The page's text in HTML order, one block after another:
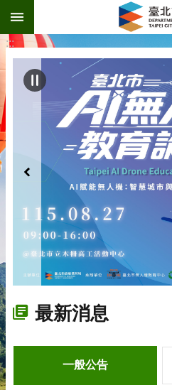
跳到主要內容區塊
:::
最新消息
一般公告